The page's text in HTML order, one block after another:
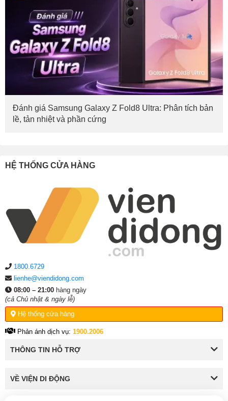
Đánh giá Samsung Galaxy Z Fold8 Ultra: Phân tích bản
lề, tản nhiệt và phần cứng
HỆ THỐNG CỬA HÀNG
1800.6729
lienhe@viendidong.com
08:00 – 21:00 hàng ngày
(cả Chủ nhật & ngày lễ)
Hệ thống cửa hàng
Phản ánh dịch vụ: 1900.2006
THÔNG TIN HỖ TRỢ
VỀ VIỆN DI ĐỘNG